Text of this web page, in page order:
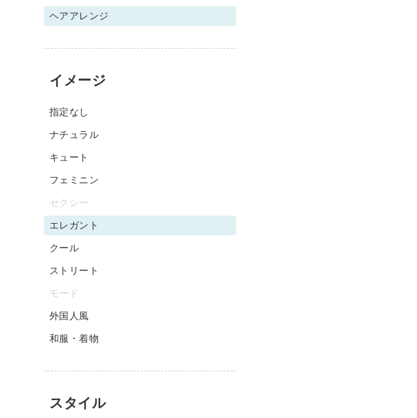
ヘアアレンジ
イメージ
指定なし
ナチュラル
キュート
フェミニン
セクシー
エレガント
クール
ストリート
モード
外国人風
和服・着物
スタイル